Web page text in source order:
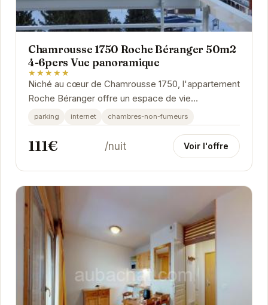
Chamrousse 1750 Roche Béranger 50m2
4-6pers Vue panoramique
★★★★★
Niché au cœur de Chamrousse 1750, l'appartement
Roche Béranger offre un espace de vie
confortable et moderne pour un séjour inoubliable à
la...
parking internet chambres-non-fumeurs
111€ /nuit Voir l'offre